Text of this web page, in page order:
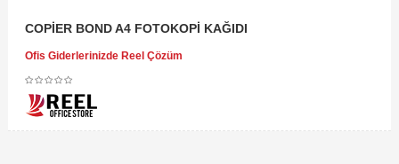
COPİER BOND A4 FOTOKOPİ KAĞIDI
Ofis Giderlerinizde Reel Çözüm